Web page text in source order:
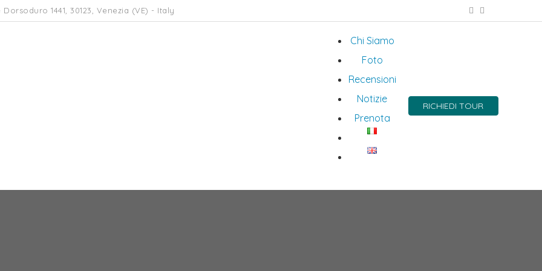
Dorsoduro 1441, 30123, Venezia (VE) - Italy
Chi Siamo
Foto
Recensioni
Notizie
Prenota
RICHIEDI TOUR